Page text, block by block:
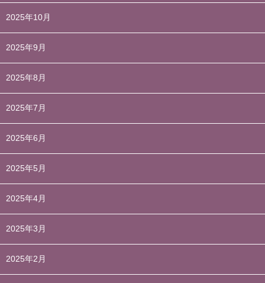
2025年10月
2025年9月
2025年8月
2025年7月
2025年6月
2025年5月
2025年4月
2025年3月
2025年2月